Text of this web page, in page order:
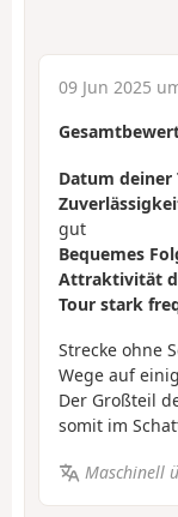
09 Jun 2025
Datum deiner
gut
Bequemes
Attraktivität
Tour stark
Strecke ohne
Wege auf
Der Großteil
somit im
Maschinell